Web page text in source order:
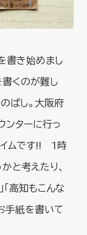
書き始めまし
くのが難し
ばし。大阪府
ンターに行っ
イムです!! 1時
と考えたり、
高知もこんな
手紙を書いて